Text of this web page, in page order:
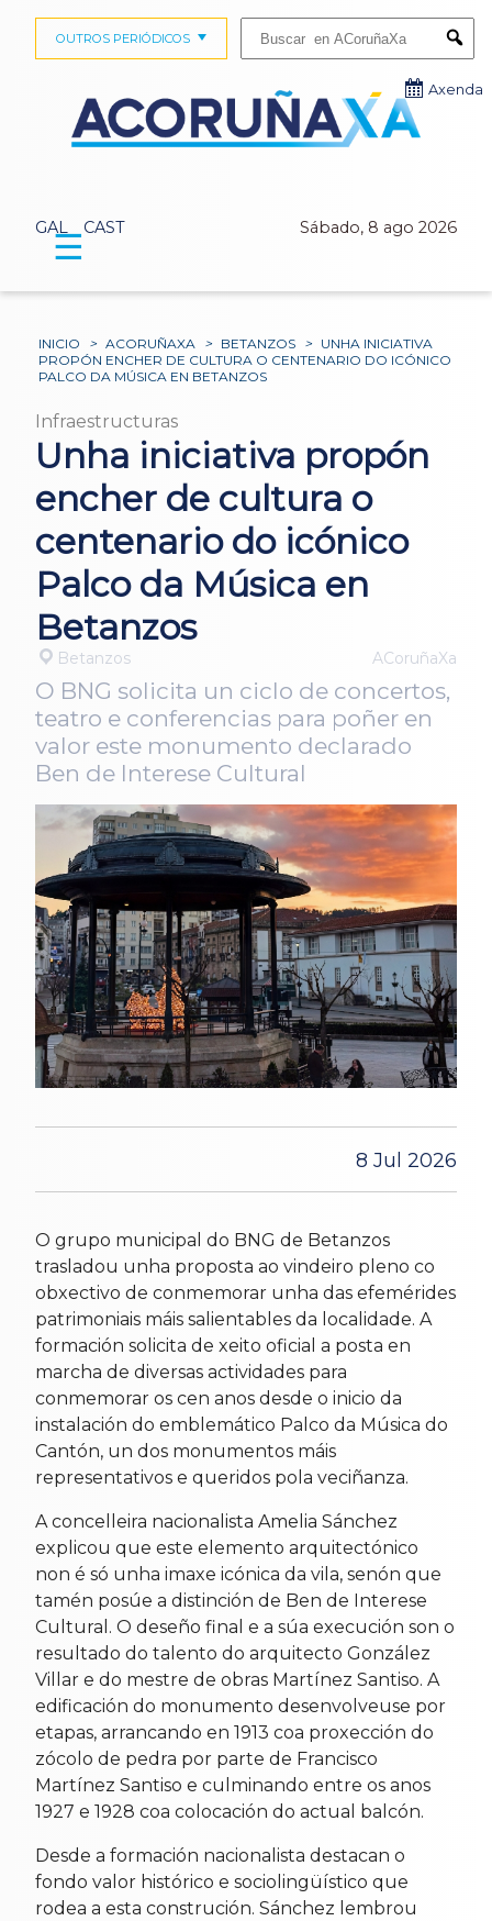
GAL CAST Sábado, 8 ago 2026
OUTROS PERIÓDICOS
Axenda
☰
INICIO > ACORUÑAXA > BETANZOS > UNHA INICIATIVA
PROPÓN ENCHER DE CULTURA O CENTENARIO DO ICÓNICO
PALCO DA MÚSICA EN BETANZOS
Infraestructuras
Unha iniciativa propón
encher de cultura o
centenario do icónico
Palco da Música en
Betanzos
Betanzos ACoruñaXa
O BNG solicita un ciclo de concertos,
teatro e conferencias para poñer en
valor este monumento declarado
Ben de Interese Cultural
8 Jul 2026
O grupo municipal do BNG de Betanzos
trasladou unha proposta ao vindeiro pleno co
obxectivo de conmemorar unha das efemérides
patrimoniais máis salientables da localidade. A
formación solicita de xeito oficial a posta en
marcha de diversas actividades para
conmemorar os cen anos desde o inicio da
instalación do emblemático Palco da Música do
Cantón, un dos monumentos máis
representativos e queridos pola veciñanza.
A concelleira nacionalista Amelia Sánchez
explicou que este elemento arquitectónico
non é só unha imaxe icónica da vila, senón que
tamén posúe a distinción de Ben de Interese
Cultural. O deseño final e a súa execución son o
resultado do talento do arquitecto González
Villar e do mestre de obras Martínez Santiso. A
edificación do monumento desenvolveuse por
etapas, arrancando en 1913 coa proxección do
zócolo de pedra por parte de Francisco
Martínez Santiso e culminando entre os anos
1927 e 1928 coa colocación do actual balcón.
Desde a formación nacionalista destacan o
fondo valor histórico e sociolingüístico que
rodea a esta construción. Sánchez lembrou